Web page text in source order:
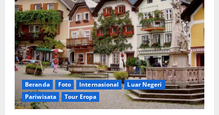
Beranda Foto Internasional
Luar Negeri
Pariwisata
Tour Eropa